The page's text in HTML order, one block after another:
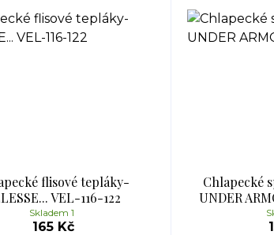
flisové tepláky-
VEL-116-122
165 Kč
Skladem 1
Chlapecké
UNDER